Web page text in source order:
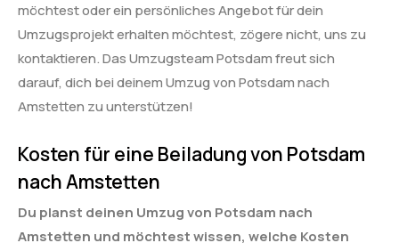
möchtest oder ein persönliches Angebot für dein
Umzugsprojekt erhalten möchtest, zögere nicht, uns zu
kontaktieren. Das Umzugsteam Potsdam freut sich
darauf, dich bei deinem Umzug von Potsdam nach
Amstetten zu unterstützen!
Kosten für eine Beiladung von Potsdam
nach Amstetten
Du planst deinen Umzug von Potsdam nach
Amstetten und möchtest wissen, welche Kosten